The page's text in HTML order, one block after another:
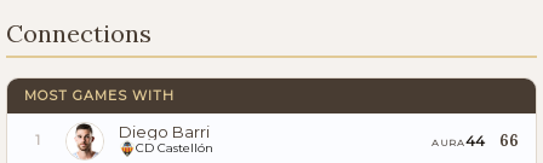
Connections
MOST GAMES WITH
1 Diego Barri
CD Castellón AURA44 66